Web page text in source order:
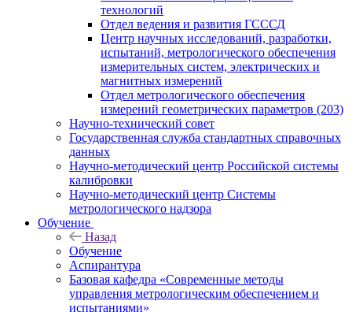
технологий
Отдел ведения и развития ГСССД
Центр научных исследований, разработки,
испытаний, метрологического обеспечения
измерительных систем, электрических и
магнитных измерений
Отдел метрологического обеспечения
измерений геометрических параметров (203)
Научно-технический совет
Государственная служба стандартных справочных
данных
Научно-методический центр Российской системы
калибровки
Научно-методический центр Системы
метрологического надзора
Обучение
Назад
Обучение
Аспирантура
Базовая кафедра «Современные методы
управления метрологическим обеспечением и
испытаниями»